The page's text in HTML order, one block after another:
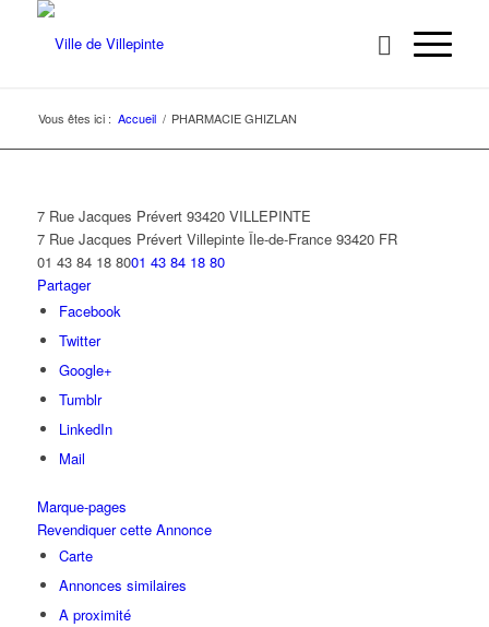
Vous êtes ici : Accueil / PHARMACIE GHIZLAN
7 Rue Jacques Prévert 93420 VILLEPINTE
7 Rue Jacques Prévert Villepinte Île-de-France 93420 FR
01 43 84 18 8001 43 84 18 80
Partager
Facebook
Twitter
Google+
Tumblr
LinkedIn
Mail
Marque-pages
Revendiquer cette Annonce
Carte
Annonces similaires
A proximité